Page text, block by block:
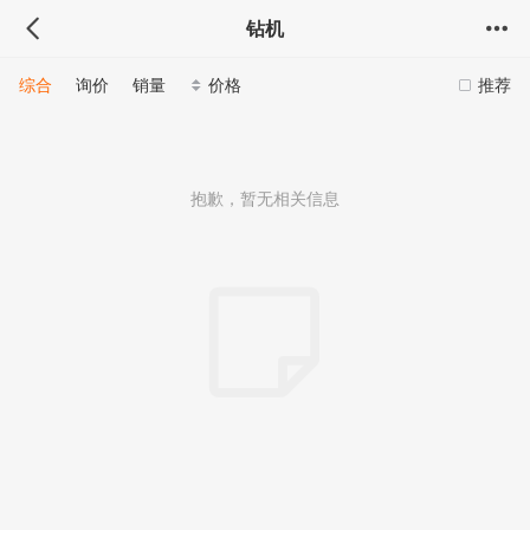
钻机
推荐
综合 询价 销量 价格
抱歉，暂无相关信息